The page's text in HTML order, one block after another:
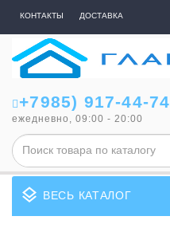
КОНТАКТЫ ДОСТАВКА
+7985) 917-44-74
ежедневно, 09:00 - 20:00
layers ВЕСЬ КАТАЛОГ